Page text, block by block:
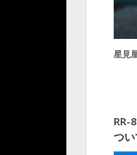
星見
RR-
つい